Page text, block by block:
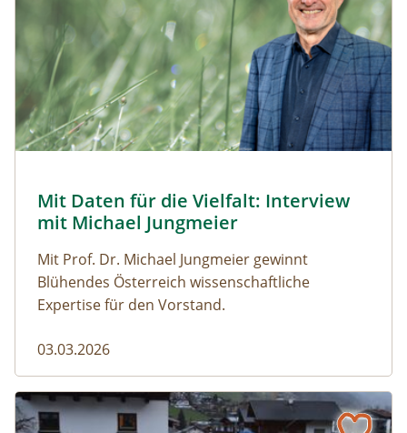
Naturmagazin: Mit Daten für die Vielfalt: Interview mit
Mit Daten für die Vielfalt: Interview
mit Michael Jungmeier
Mit Prof. Dr. Michael Jungmeier gewinnt
Blühendes Österreich wissenschaftliche
Expertise für den Vorstand.
03.03.2026
Der steile Weg in die Freiheit